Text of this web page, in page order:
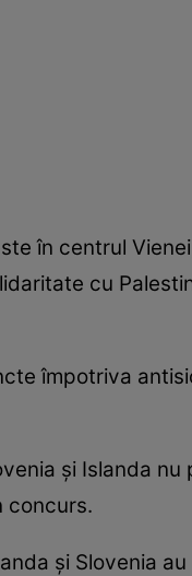
în centrul
cu
împotriva
și Islanda nu
concurs.
și Slovenia